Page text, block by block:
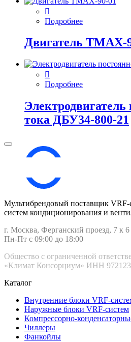
Подробнее
Двигатель ТМАХ-
Подробнее
Электродвигатель
тока ДБУ34‑800‑21
Мультибрендовый поставщик
систем кондиционирования и
г. Москва, Ферганский проезд, 7 к 6
Пн-Пт с 09:00 до 18:00
Общество с ограниченной
«Климат Консорциум» ИНН
Каталог
Внутренние блоки VRF-
Наружные блоки VRF-cистем
Компрессорно-
Чиллеры
Фанкойлы